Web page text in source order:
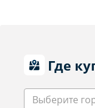
Где
Выберите